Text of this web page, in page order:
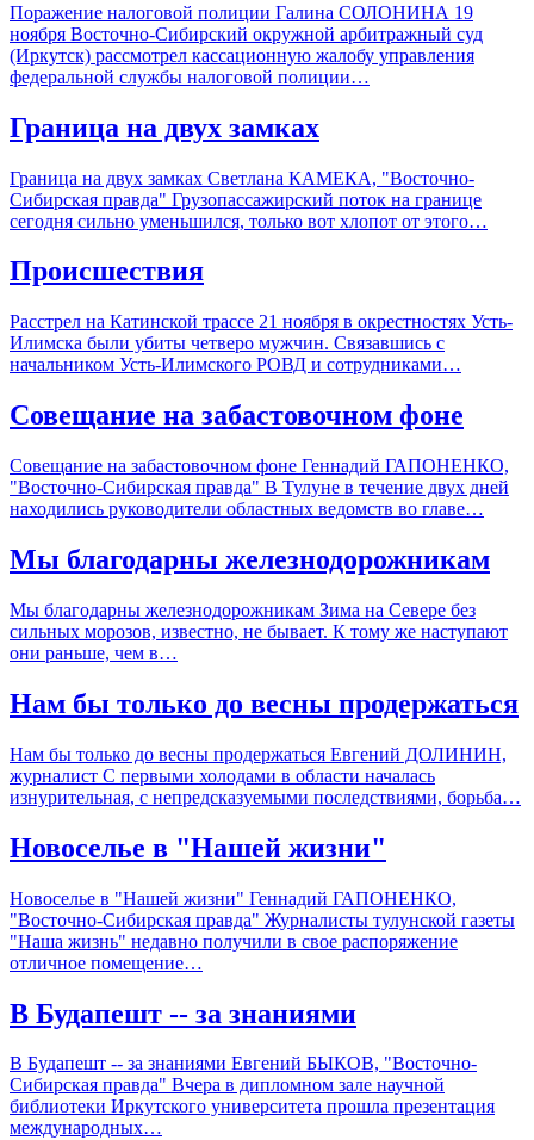
Поражение налоговой полиции Галина СОЛОНИНА 19
ноября Восточно-Сибирский окружной арбитражный суд
(Иркутск) рассмотрел кассационную жалобу управления
федеральной службы налоговой полиции…
Граница на двух замках
Граница на двух замках Светлана КАМЕКА, "Восточно-
Сибирская правда" Грузопассажирский поток на границе
сегодня сильно уменьшился, только вот хлопот от этого…
Происшествия
Расстрел на Катинской трассе 21 ноября в окрестностях Усть-
Илимска были убиты четверо мужчин. Связавшись с
начальником Усть-Илимского РОВД и сотрудниками…
Совещание на забастовочном фоне
Совещание на забастовочном фоне Геннадий ГАПОНЕНКО,
"Восточно-Сибирская правда" В Тулуне в течение двух дней
находились руководители областных ведомств во главе…
Мы благодарны железнодорожникам
Мы благодарны железнодорожникам Зима на Севере без
сильных морозов, известно, не бывает. К тому же наступают
они раньше, чем в…
Нам бы только до весны продержаться
Нам бы только до весны продержаться Евгений ДОЛИНИН,
журналист С первыми холодами в области началась
изнурительная, с непредсказуемыми последствиями, борьба…
Новоселье в "Нашей жизни"
Новоселье в "Нашей жизни" Геннадий ГАПОНЕНКО,
"Восточно-Сибирская правда" Журналисты тулунской газеты
"Наша жизнь" недавно получили в свое распоряжение
отличное помещение…
В Будапешт -- за знаниями
В Будапешт -- за знаниями Евгений БЫКОВ, "Восточно-
Сибирская правда" Вчера в дипломном зале научной
библиотеки Иркутского университета прошла презентация
международных…